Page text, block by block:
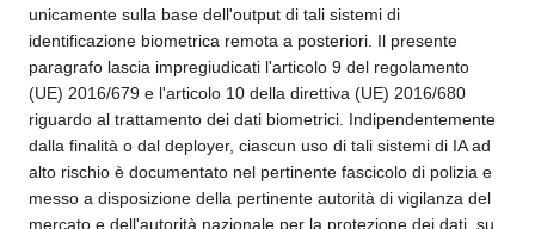
unicamente sulla base dell'output di tali sistemi di
identificazione biometrica remota a posteriori. Il presente
paragrafo lascia impregiudicati l'articolo 9 del regolamento
(UE) 2016/679 e l'articolo 10 della direttiva (UE) 2016/680
riguardo al trattamento dei dati biometrici. Indipendentemente
dalla finalità o dal deployer, ciascun uso di tali sistemi di IA ad
alto rischio è documentato nel pertinente fascicolo di polizia e
messo a disposizione della pertinente autorità di vigilanza del
mercato e dell'autorità nazionale per la protezione dei dati, su